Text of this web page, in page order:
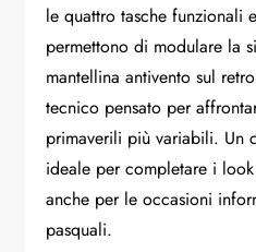
le quattro tasche funzionali
permettono di modulare la
mantellina antivento sul
tecnico pensato per
primaverili più variabili. Un
ideale per completare i
anche per le occasioni
pasquali.